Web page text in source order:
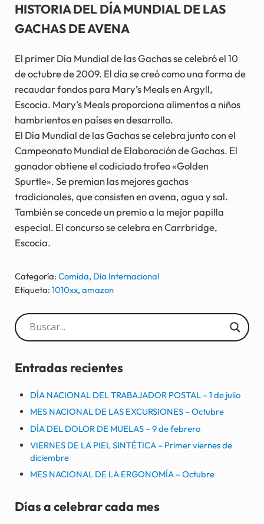
HISTORIA DEL DÍA MUNDIAL DE LAS
GACHAS DE AVENA
El primer Día Mundial de las Gachas se celebró el 10
de octubre de 2009. El día se creó como una forma de
recaudar fondos para Mary’s Meals en Argyll,
Escocia. Mary’s Meals proporciona alimentos a niños
hambrientos en países en desarrollo.
El Día Mundial de las Gachas se celebra junto con el
Campeonato Mundial de Elaboración de Gachas. El
ganador obtiene el codiciado trofeo «Golden
Spurtle». Se premian las mejores gachas
tradicionales, que consisten en avena, agua y sal.
También se concede un premio a la mejor papilla
especial. El concurso se celebra en Carrbridge,
Escocia.
Categoría: Comida, Día Internacional
Etiqueta: 1010xx, amazon
Sidebar
Entradas recientes
DÍA NACIONAL DEL TRABAJADOR POSTAL – 1 de julio
MES NACIONAL DE LAS EXCURSIONES – Octubre
DÍA DEL DOLOR DE MUELAS – 9 de febrero
VIERNES DE LA PIEL SINTÉTICA – Primer viernes de
diciembre
MES NACIONAL DE LA ERGONOMÍA – Octubre
Días a celebrar cada mes